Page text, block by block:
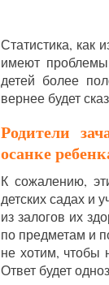
Статистика, как
имеют
детей более
вернее будет
Родители
осанке
К сожалению,
детских садах и
из залогов их
по предметам и
не хотим, чтобы
Ответ будет